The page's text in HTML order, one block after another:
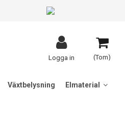
(Tom)
Logga in
Växtbelysning Elmaterial